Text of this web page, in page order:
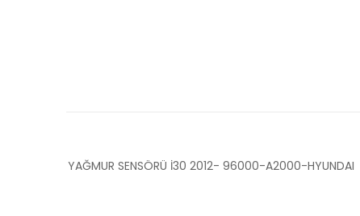
YAĞMUR SENSÖRÜ İ30 2012- 96000-A2000-HYUNDAI